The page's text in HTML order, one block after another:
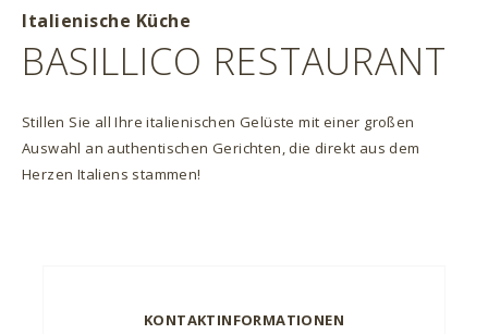
Italienische Küche
BASILLICO RESTAURANT
Stillen Sie all Ihre italienischen Gelüste mit einer großen
Auswahl an authentischen Gerichten, die direkt aus dem
Herzen Italiens stammen!
KONTAKTINFORMATIONEN